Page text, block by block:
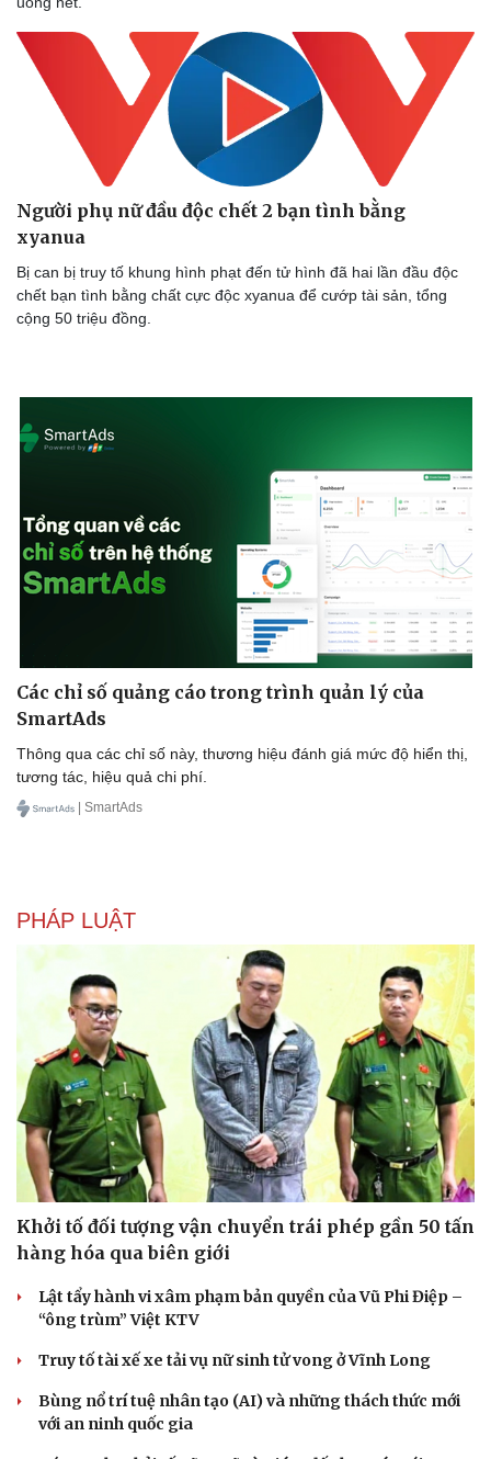
Văn hóa
Người phụ nữ đầu độc chết 2 bạn tình bằng
xyanua
Bị can bị truy tố khung hình phạt đến tử hình đã hai lần đầu độc
chết bạn tình bằng chất cực độc xyanua để cướp tài sản, tổng
cộng 50 triệu đồng.
Các chỉ số quảng cáo trong trình quản lý của
SmartAds
Thông qua các chỉ số này, thương hiệu đánh giá mức độ hiển thị,
tương tác, hiệu quả chi phí.
| SmartAds
PHÁP LUẬT
Khởi tố đối tượng vận chuyển trái phép gần 50 tấn
hàng hóa qua biên giới
Lật tẩy hành vi xâm phạm bản quyền của Vũ Phi Điệp –
“ông trùm” Việt KTV
Truy tố tài xế xe tải vụ nữ sinh tử vong ở Vĩnh Long
Bùng nổ trí tuệ nhân tạo (AI) và những thách thức mới
với an ninh quốc gia